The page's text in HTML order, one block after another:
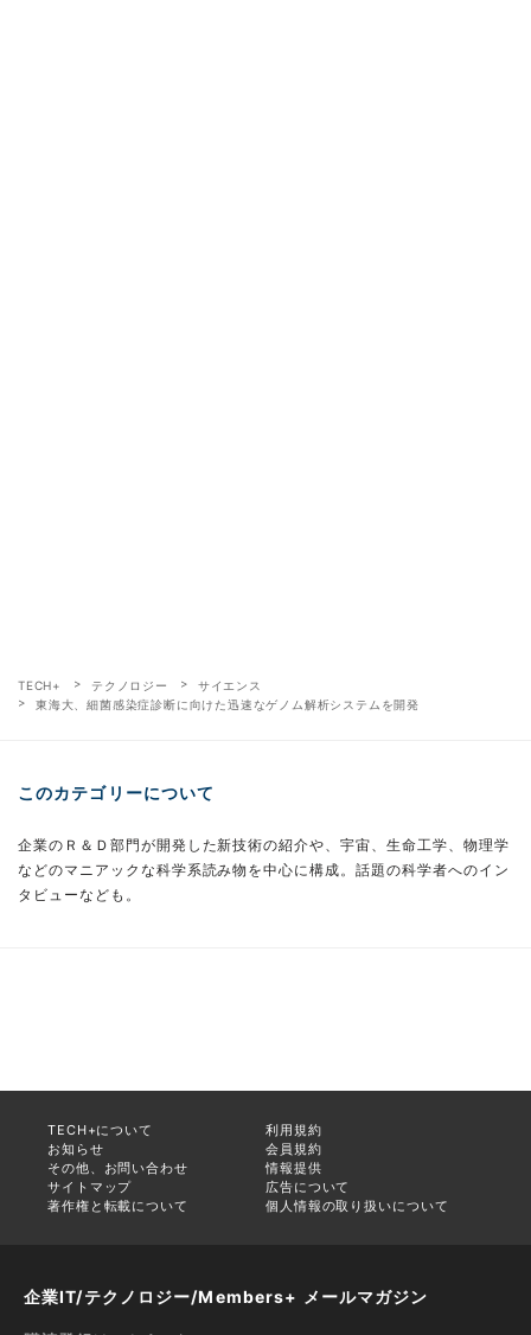
TECH+ テクノロジー
サイエンス
東海大、細菌感染症診断に向けた迅速なゲノム解析システムを開発
このカテゴリーについて
企業のＲ＆Ｄ部門が開発した新技術の紹介や、宇宙、生命工学、物理学
などのマニアックな科学系読み物を中心に構成。話題の科学者へのイン
タビューなども。
TECH+について
利用規約
お知らせ
会員規約
その他、お問い合わせ
情報提供
サイトマップ
広告について
著作権と転載について
個人情報の取り扱いについて
企業IT/テクノロジー/Members+ メールマガジン